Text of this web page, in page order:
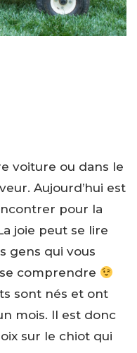
voiture ou dans le
Aujourd’hui est
pour la
joie peut se lire
gens qui vous
comprendre
sont nés et ont
mois. Il est donc
sur le chiot qui